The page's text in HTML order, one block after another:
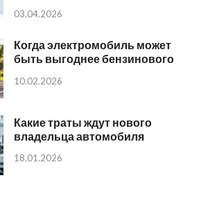
03.04.2026
Когда электромобиль может
быть выгоднее бензинового
10.02.2026
Какие траты ждут нового
владельца автомобиля
18.01.2026